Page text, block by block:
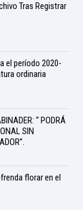
Tras Registrar
el período 2020-
ordinaria
“ PODRÁ
SIN
florar en el